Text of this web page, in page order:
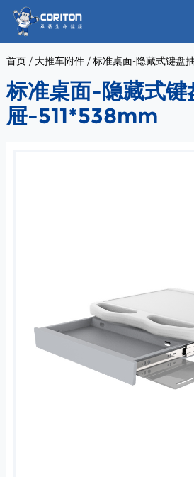
首页/ 大推车附件/标准桌面-隐藏式键盘
标准桌面-隐藏式键
屉-511*538mm